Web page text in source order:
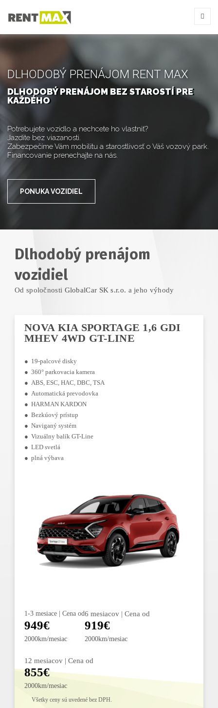
DLHODOBÝ PRENÁJOM RENT MAX
DLHODOBÝ PRENÁJOM BEZ STAROSTÍ PRE
KAŽDÉHO
Potrebujete vozidlo a nechcete ho vlastniť?
Jazdite bez viazanosti.
Zabezpečíme Vám mobilitu a starostlivosť o Váš vozový park.
Financovanie prenechajte na nás.
PONUKA VOZIDIEL
Dlhodobý prenájom
vozidiel
Od spoločnosti GlobalCar SK s.r.o. a jeho výhody
NOVA KIA SPORTAGE 1,6 GDI
MHEV 4WD GT-LINE
● 19-palcové disky
● 360° parkovacia kamera
● ABS, ESC, HAC, DBC, TSA
● Automatická prevodovka
● HARMAN KARDON
● Bezkúový prístup
● Naviganý systém
● Vizuálny balík GT-Line
● LED svetlá
● plná výbava
1-3 mesiace | Cena od
949€
2000km/mesiac
6 mesiacov | Cena od
919€
2000km/mesiac
12 mesiacov | Cena od
855€
2000km/mesiac
Všetky ceny sú uvedené bez DPH.